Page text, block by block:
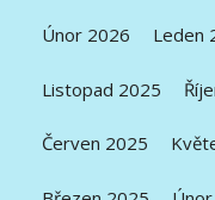
Únor 2026 Leden
Listopad 2025
Červen 2025